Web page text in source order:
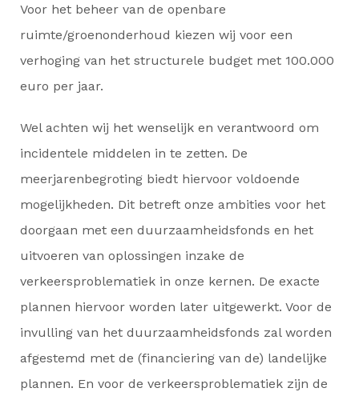
Voor het beheer van de openbare
ruimte/groenonderhoud kiezen wij voor een
verhoging van het structurele budget met 100.000
euro per jaar.
Wel achten wij het wenselijk en verantwoord om
incidentele middelen in te zetten. De
meerjarenbegroting biedt hiervoor voldoende
mogelijkheden. Dit betreft onze ambities voor het
doorgaan met een duurzaamheidsfonds en het
uitvoeren van oplossingen inzake de
verkeersproblematiek in onze kernen. De exacte
plannen hiervoor worden later uitgewerkt. Voor de
invulling van het duurzaamheidsfonds zal worden
afgestemd met de (financiering van de) landelijke
plannen. En voor de verkeersproblematiek zijn de